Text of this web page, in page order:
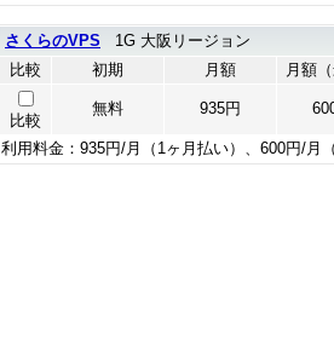
さくらのVPS 1G 大阪リージョン
比較
初期 月額 月額（
比較
無料 935円
利用料金：935円/月（1ヶ月払い）、600円/月